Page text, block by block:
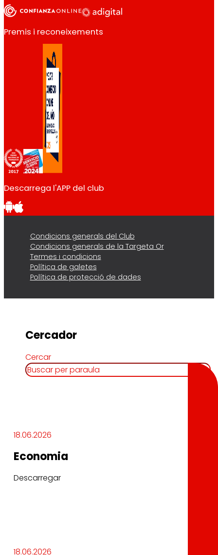
Premis i reconeixements
Descarrega l'APP del club
Condicions generals del Club
Condicions generals de la Targeta Or
Termes i condicions
Política de galetes
Política de protecció de dades
Cercador
Cercar
18.06.2026
Economia
Descarregar
18.06.2026